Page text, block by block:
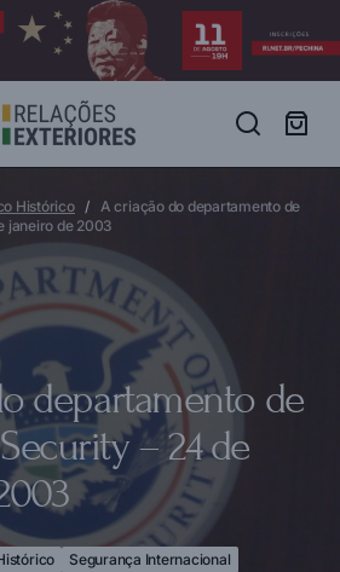
Histórico
A criação do departamento de
janeiro de 2003
departamento de
– 24 de
Segurança Internacional